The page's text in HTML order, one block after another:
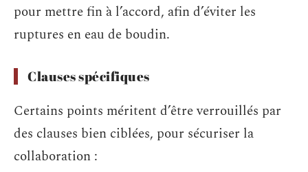
pour mettre fin à l’accord, afin d’éviter les
ruptures en eau de boudin.
Clauses spécifiques
Certains points méritent d’être verrouillés par
des clauses bien ciblées, pour sécuriser la
collaboration :